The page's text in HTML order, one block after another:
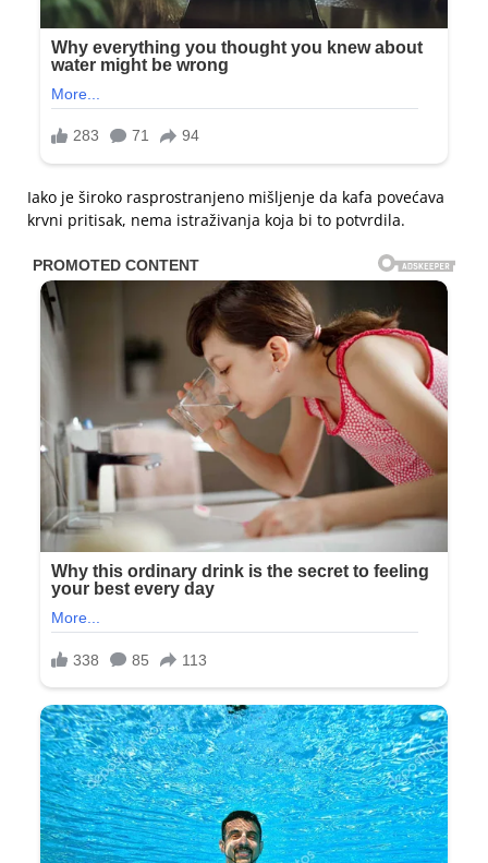
Iako je široko rasprostranjeno mišljenje da kafa povećava
krvni pritisak, nema istraživanja koja bi to potvrdila.